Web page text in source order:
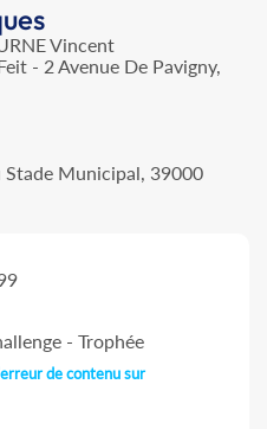
Vincent
- 2 Avenue De Pavigny,
Stade Municipal, 39000
- Trophée
de contenu sur